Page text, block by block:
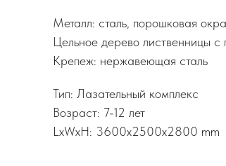
Металл: сталь, порошковая
Цельное дерево лиственницы с
Крепеж: нержавеющая сталь
Тип: Лазательный комплекс
Возраст: 7-12 лет
LxWxH: 3600x2500x2800 mm